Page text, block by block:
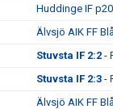
Huddinge IF
Älvsjö AIK FF
Stuvsta IF 2:2 -
Stuvsta IF 2:3 -
Älvsjö AIK FF